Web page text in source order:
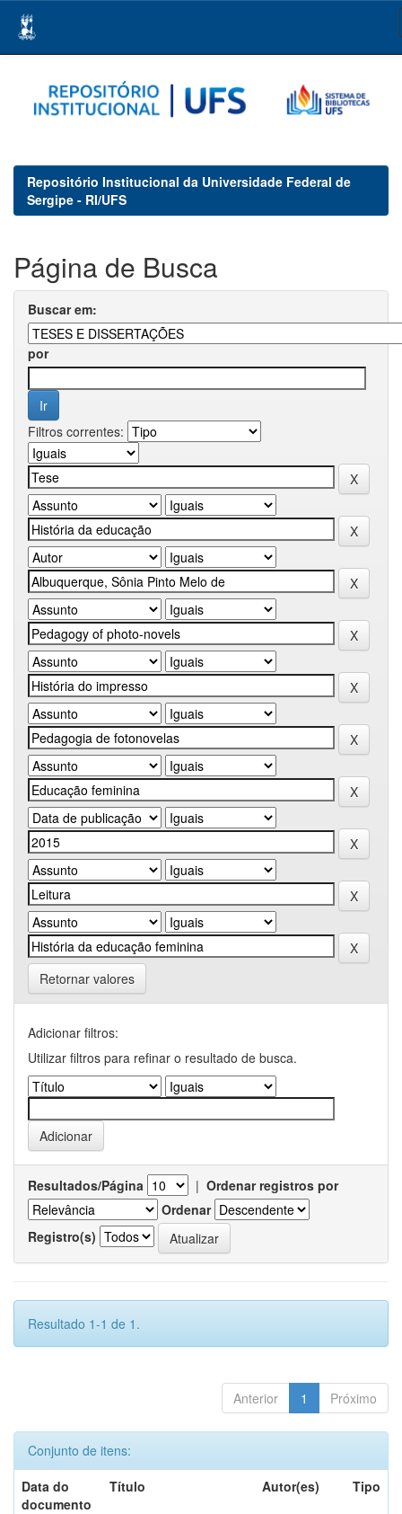
navigation
Repositório Institucional da Universidade Federal de
Sergipe - RI/UFS
Página de Busca
Buscar em:
por
Filtros correntes:
Retornar valores
Adicionar filtros:
Utilizar filtros para refinar o resultado de busca.
Resultados/Página | Ordenar registros por
Ordenar
Registro(s)
Resultado 1-1 de 1.
Anterior 1 Próximo
Conjunto de itens:
Data do
documento
Título Autor(es) Tipo